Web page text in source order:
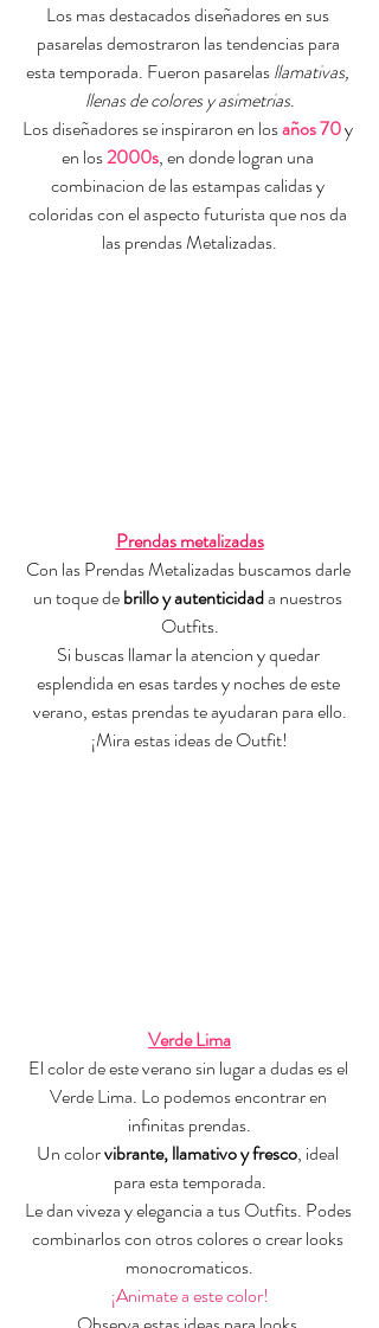
Los mas destacados diseñadores en sus
pasarelas demostraron las tendencias para
esta temporada. Fueron pasarelas llamativas,
llenas de colores y asimetrias.
Los diseñadores se inspiraron en los años 70 y
en los 2000s, en donde logran una
combinacion de las estampas calidas y
coloridas con el aspecto futurista que nos da
las prendas Metalizadas.
Prendas metalizadas
Con las Prendas Metalizadas buscamos darle
un toque de brillo y autenticidad a nuestros
Outfits.
Si buscas llamar la atencion y quedar
esplendida en esas tardes y noches de este
verano, estas prendas te ayudaran para ello.
¡Mira estas ideas de Outfit!
Verde Lima
El color de este verano sin lugar a dudas es el
Verde Lima. Lo podemos encontrar en
infinitas prendas.
Un color vibrante, llamativo y fresco, ideal
para esta temporada.
Le dan viveza y elegancia a tus Outfits. Podes
combinarlos con otros colores o crear looks
monocromaticos.
¡Animate a este color!